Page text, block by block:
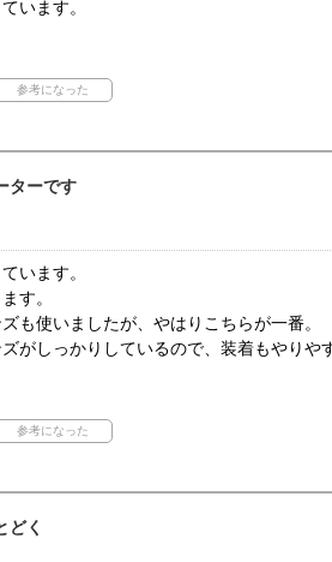
います。
ターです
います。
す。
も使いましたが、やはりこちらが一番。
がしっかりしているので、装着もやりや
どく